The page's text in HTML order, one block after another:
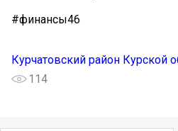
#финансы46
Курчатовский район Курской
114